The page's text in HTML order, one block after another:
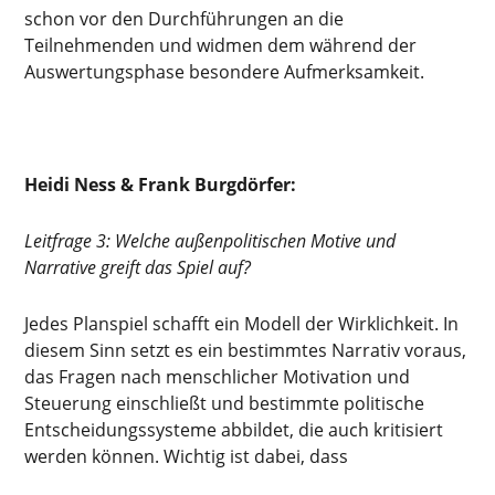
schon vor den Durchführungen an die
Teilnehmenden und widmen dem während der
Auswertungsphase besondere Aufmerksamkeit.
Heidi Ness & Frank Burgdörfer:
Leitfrage 3: Welche außenpolitischen Motive und
Narrative greift das Spiel auf?
Jedes Planspiel schafft ein Modell der Wirklichkeit. In
diesem Sinn setzt es ein bestimmtes Narrativ voraus,
das Fragen nach menschlicher Motivation und
Steuerung einschließt und bestimmte politische
Entscheidungssysteme abbildet, die auch kritisiert
werden können. Wichtig ist dabei, dass